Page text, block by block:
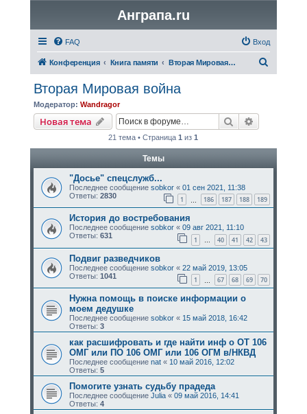
Анграпа.ru
FAQ Вход
Конференция Книга памяти Вторая Мировая война
Вторая Мировая война
Модератор: Wandragor
Новая тема Поиск
21 тема • Страница1 из1
Темы
"Досье" спецслужб...
Последнее сообщение sobkor« 01 сен 2021, 11:38
Ответы: 2830 1 186 187 188 189
История до востребования
Последнее сообщение sobkor« 09 авг 2021, 11:10
Ответы: 631 1 … 40 41 42 43
Подвиг разведчиков
Последнее сообщение sobkor« 22 май 2019, 13:05
Ответы: 1041 1 67 68 69 70
Нужна помощь в поиске информации о
моем дедушке
Последнее сообщение sobkor« 15 май 2018, 16:42
Ответы: 3
как расшифровать и где найти инф о ОТ 106
ОМГ или ПО 106 ОМГ или 106 ОГМ в/НКВД
Последнее сообщение nat« 10 май 2016, 12:02
Ответы: 5
Помогите узнать судьбу прадеда
Последнее сообщение Julia« 09 май 2016, 14:41
Ответы: 4